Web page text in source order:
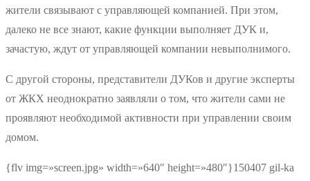
жители связывают с управляющей компанией. При этом,
далеко не все знают, какие функции выполняет ДУК и,
зачастую, ждут от управляющей компании невыполнимого.
С другой стороны, представители ДУКов и другие эксперты
от ЖКХ неоднократно заявляли о том, что жители сами не
проявляют необходимой активности при управлении своим
домом.
{flv img=»screen.jpg» width=»640″ height=»480″}150407 gil-ka